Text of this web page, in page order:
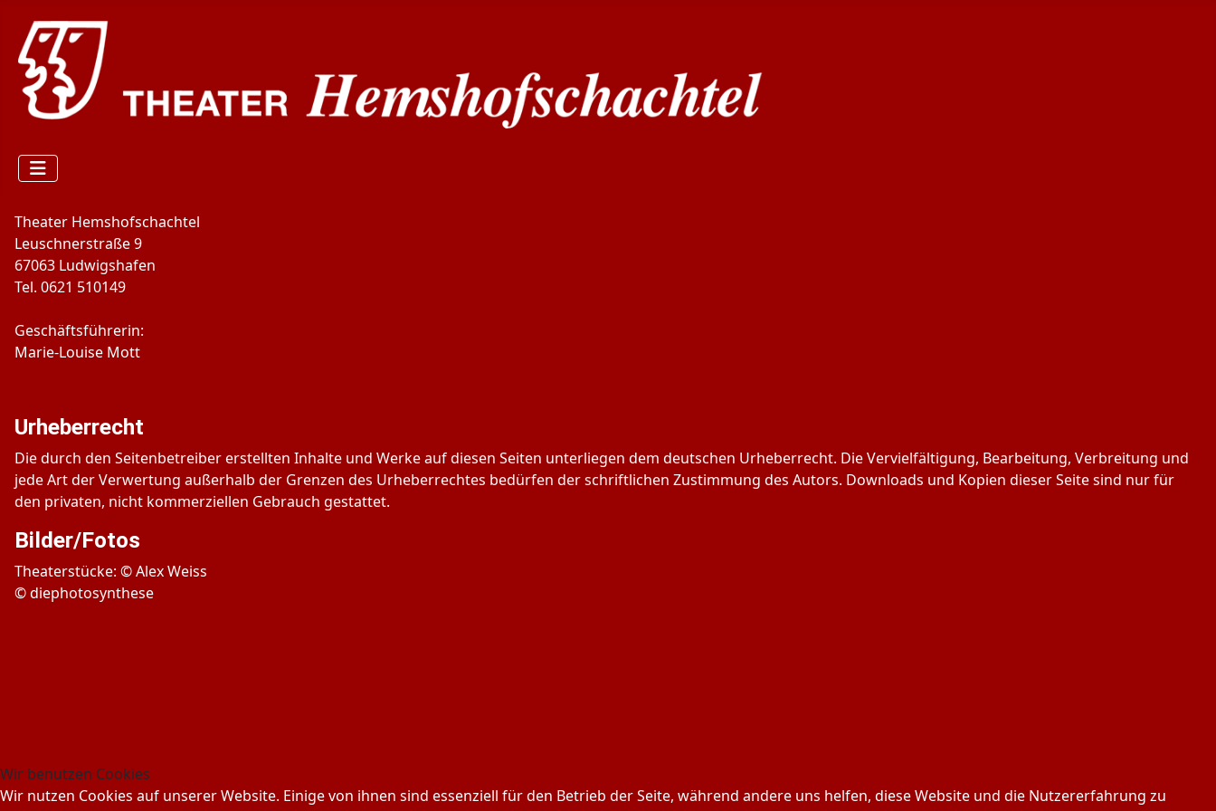
Theater Hemshofschachtel
Leuschnerstraße 9
67063 Ludwigshafen
Tel. 0621 510149
Geschäftsführerin:
Marie-Louise Mott
Urheberrecht
Die durch den Seitenbetreiber erstellten Inhalte und Werke auf diesen Seiten unterliegen dem deutschen Urheberrecht. Die Vervielfältigung, Bearbeitung, Verbreitung und
jede Art der Verwertung außerhalb der Grenzen des Urheberrechtes bedürfen der schriftlichen Zustimmung des Autors. Downloads und Kopien dieser Seite sind nur für
den privaten, nicht kommerziellen Gebrauch gestattet.
Bilder/Fotos
Theaterstücke: © Alex Weiss
© diephotosynthese
Wir benutzen Cookies
Wir nutzen Cookies auf unserer Website. Einige von ihnen sind essenziell für den Betrieb der Seite, während andere uns helfen, diese Website und die Nutzererfahrung zu